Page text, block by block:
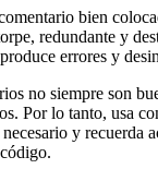
bien
redundante y
errores y
no siempre son
Por lo tanto, usa
y recuerda